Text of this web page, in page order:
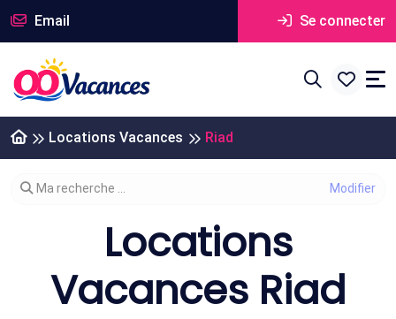
Email Se connecter
Locations Vacances Riad
Modifier votre recherche
Ma recherche ...
Locations
Vacances Riad